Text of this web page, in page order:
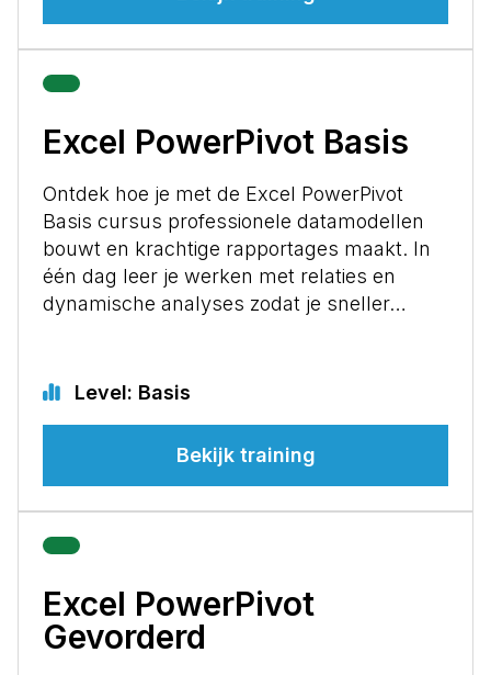
Excel PowerPivot Basis
Ontdek hoe je met de Excel PowerPivot
Basis cursus professionele datamodellen
bouwt en krachtige rapportages maakt. In
één dag leer je werken met relaties en
dynamische analyses zodat je sneller…
Level: Basis
Bekijk training
Excel PowerPivot
Gevorderd